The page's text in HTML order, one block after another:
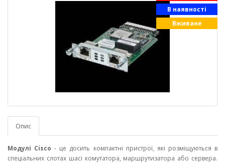
В наявності
Вживане
Опис
Модулі Cisco - це досить компактні пристрої, які розміщуються в
спеціальних слотах шасі комутатора, маршрутизатора або сервера.